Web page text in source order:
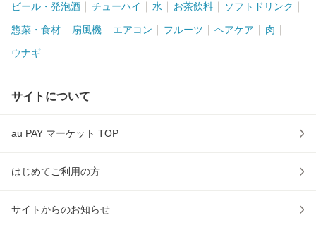
ビール・発泡酒 チューハイ 水 お茶飲料 ソフトドリンク
惣菜・食材 扇風機 エアコン フルーツ ヘアケア 肉
ウナギ
サイトについて
au PAY マーケット TOP
はじめてご利用の方
サイトからのお知らせ